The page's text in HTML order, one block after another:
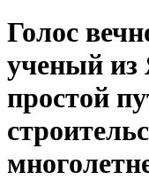
Голос
ученый из
простой